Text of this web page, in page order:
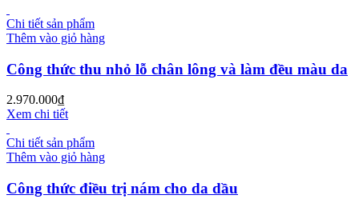
Chi tiết sản phẩm
Thêm vào giỏ hàng
Công thức thu nhỏ lỗ chân lông và làm đều màu da
2.970.000₫
Xem chi tiết
Chi tiết sản phẩm
Thêm vào giỏ hàng
Công thức điều trị nám cho da dầu